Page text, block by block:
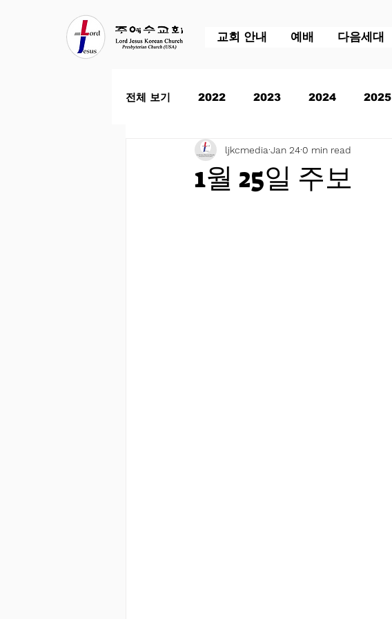
교회 안내 예배 다음세대
전체 보기 2022 2023 2024 2025
1월 25일 주보
ljkcmedia Jan 240 min read